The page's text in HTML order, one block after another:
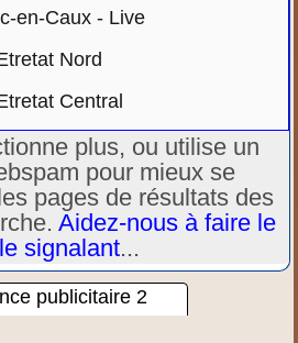
en-Caux - Live
Nord
Central
plus, ou utilise un
pour mieux se
pages de résultats des
Aidez-nous à faire le
signalant...
publicitaire 2